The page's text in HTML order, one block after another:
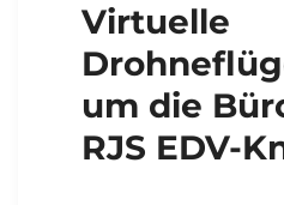
Virtuelle
um die
RJS EDV-